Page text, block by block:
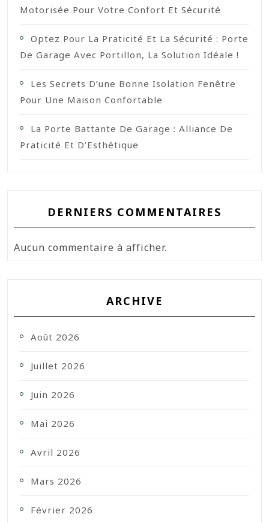
Motorisée Pour Votre Confort Et Sécurité
Optez Pour La Praticité Et La Sécurité : Porte
De Garage Avec Portillon, La Solution Idéale !
Les Secrets D’une Bonne Isolation Fenêtre
Pour Une Maison Confortable
La Porte Battante De Garage : Alliance De
Praticité Et D’Esthétique
DERNIERS COMMENTAIRES
Aucun commentaire à afficher.
ARCHIVE
Août 2026
Juillet 2026
Juin 2026
Mai 2026
Avril 2026
Mars 2026
Février 2026